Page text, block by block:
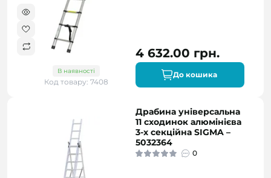
В наявності
Код товару: 7408
4 632.00 грн.
До кошика
Драбина універсальна
11 сходинок алюмінієва
3-х секційна SIGMA –
5032364
0